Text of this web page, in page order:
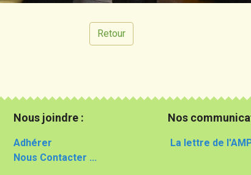
Retour
Nous joindre :
Adhérer
Nous Contacter ...
Nos
La lettre de